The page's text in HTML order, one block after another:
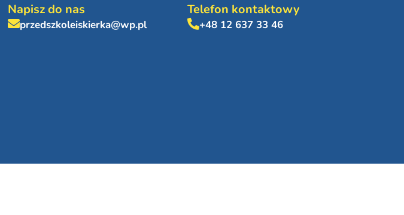
Napisz do nas
przedszkoleiskierka@wp.pl
Telefon kontaktowy
+48 12 637 33 46